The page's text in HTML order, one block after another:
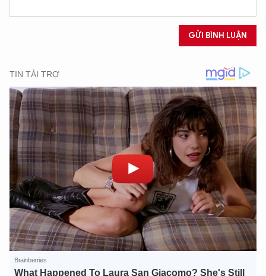
GỬI BÌNH LUẬN